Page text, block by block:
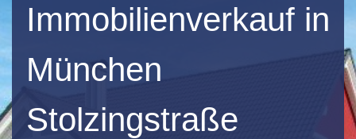
Immobilienverkauf in
München
Stolzingstraße